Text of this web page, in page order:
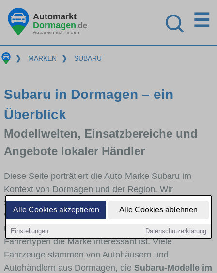
Alle Cookies akzeptieren Alle Cookies ablehnen
Einstellungen Datenschutzerklärung
Automarkt
Dormagen.de
Autos einfach finden
☰
❯ MARKEN ❯ SUBARU
Subaru in Dormagen – ein
Überblick
Modellwelten, Einsatzbereiche und
Angebote lokaler Händler
Diese Seite porträtiert die Auto-Marke Subaru im
Kontext von Dormagen und der Region. Wir
skizzieren, in welchen Fahrzeugklassen Subaru stark
vertreten ist, welche Modellreihen häufig im Stadt-
und Umlandverkehr zu sehen sind und für welche
Fahrertypen die Marke interessant ist. Viele
Fahrzeuge stammen von Autohäusern und
Autohändlern aus Dormagen, die Subaru-Modelle im